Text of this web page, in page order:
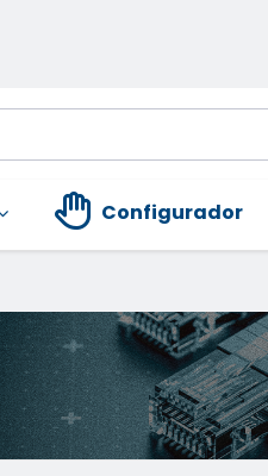
Configurador